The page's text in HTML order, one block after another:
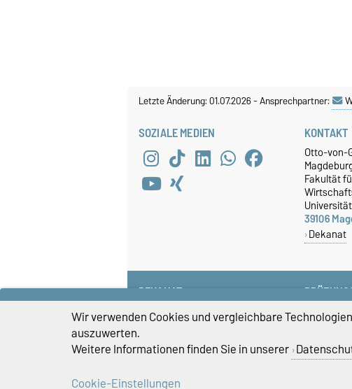
Letzte Änderung: 01.07.2026-Ansprechpartner:
SOZIALE MEDIEN KONTAKT
Otto-von-
Fakultät
39106
Dekanat
DEKANAT
+49 391 67-58585
fww-dekanat@ovgu.de
+49
+49
+49
Wir verwenden Cookies und vergleichbare
auszuwerten.
Weitere Informationen finden Sie in unserer
Cookie-Einstellungen